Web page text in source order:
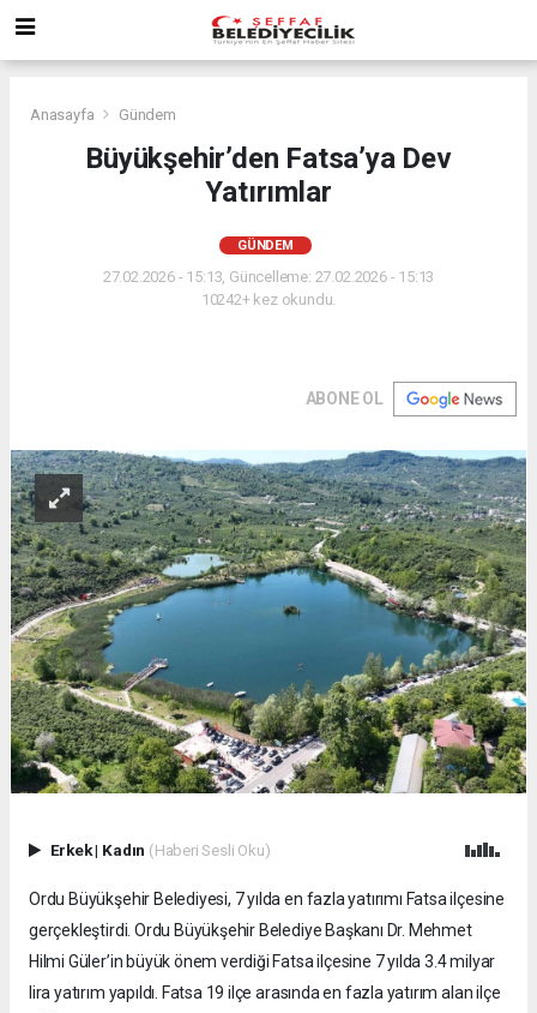
Anasayfa Gündem
Büyükşehir’den Fatsa’ya Dev
Yatırımlar
GÜNDEM
27.02.2026 - 15:13, Güncelleme: 27.02.2026 - 15:13
10242+ kez okundu.
ABONE OL
Erkek| Kadın (Haberi Sesli Oku)
Ordu Büyükşehir Belediyesi, 7 yılda en fazla yatırımı Fatsa ilçesine
gerçekleştirdi. Ordu Büyükşehir Belediye Başkanı Dr. Mehmet
Hilmi Güler’in büyük önem verdiği Fatsa ilçesine 7 yılda 3.4 milyar
lira yatırım yapıldı. Fatsa 19 ilçe arasında en fazla yatırım alan ilçe